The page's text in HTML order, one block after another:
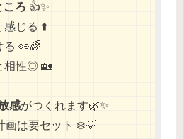
ころ 👍✨
感じる ⬆️
る 👀🌈
相性◎ 🏡
感がつくれます🌿✨
画は要セット ❄️💡